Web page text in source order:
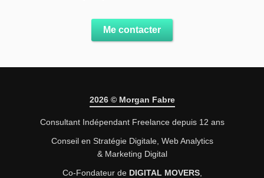
Me contacter
2026 © Morgan Fabre
Consultant Indépendant Freelance depuis 12 ans
Conseil en Stratégie Digitale, Web Analytics
& Marketing Digital
Co-Fondateur de DIGITAL MOVERS,